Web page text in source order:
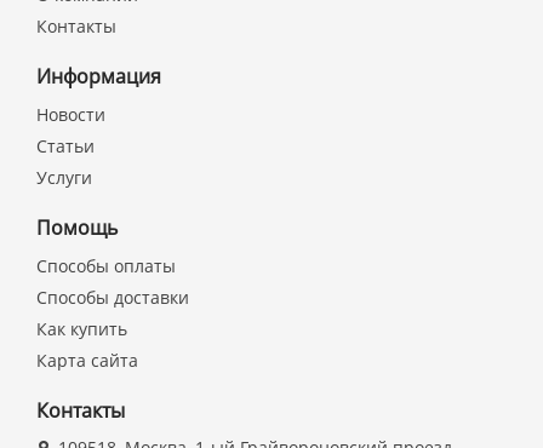
Контакты
Информация
Новости
Статьи
Услуги
Помощь
Способы оплаты
Способы доставки
Как купить
Карта сайта
Контакты